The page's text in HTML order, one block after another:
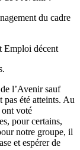
du cadre
Emploi décent
l’Avenir sauf
pas été atteints. Au
voté
pour certains,
notre groupe, il
et espérer de